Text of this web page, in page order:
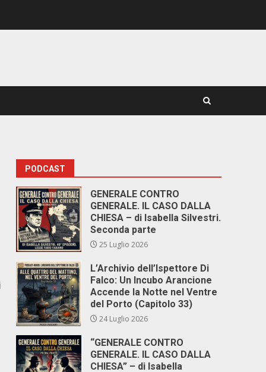
PODCAST
GENERALE CONTRO
GENERALE. IL CASO DALLA
CHIESA – di Isabella Silvestri.
Seconda parte
25 Luglio 2026
L’Archivio dell’Ispettore Di
Falco: Un Incubo Arancione
Accende la Notte nel Ventre
del Porto (Capitolo 33)
24 Luglio 2026
“GENERALE CONTRO
GENERALE. IL CASO DALLA
CHIESA” – di Isabella